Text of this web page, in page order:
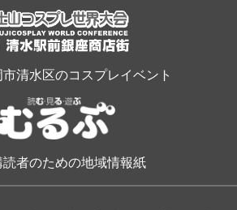
清水区のコスプレイベント
読者のための地域情報紙